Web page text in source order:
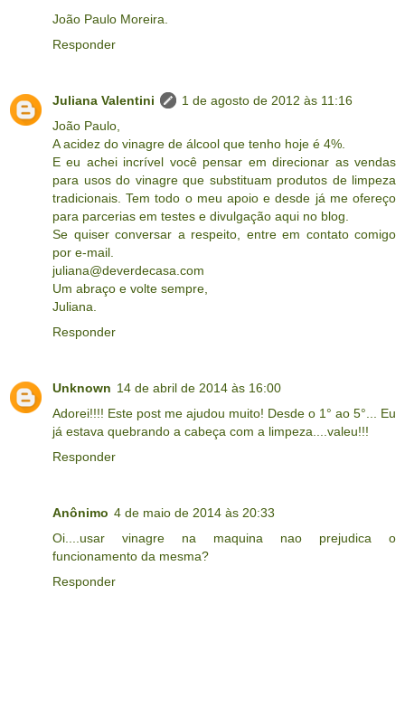
João Paulo Moreira.
Responder
Juliana Valentini
1 de agosto de 2012 às 11:16
João Paulo,
A acidez do vinagre de álcool que tenho hoje é 4%.
E eu achei incrível você pensar em direcionar as vendas
para usos do vinagre que substituam produtos de limpeza
tradicionais. Tem todo o meu apoio e desde já me ofereço
para parcerias em testes e divulgação aqui no blog.
Se quiser conversar a respeito, entre em contato comigo
por e-mail.
juliana@deverdecasa.com
Um abraço e volte sempre,
Juliana.
Responder
Unknown 14 de abril de 2014 às 16:00
Adorei!!!! Este post me ajudou muito! Desde o 1° ao 5°... Eu
já estava quebrando a cabeça com a limpeza....valeu!!!
Responder
Anônimo 4 de maio de 2014 às 20:33
Oi....usar vinagre na maquina nao prejudica o
funcionamento da mesma?
Responder